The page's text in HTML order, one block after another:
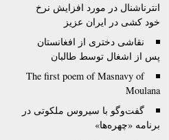
انترناشنال در مورد افزایش نرخ
خود کشی در ایران عزیز
نقاشی دختری از افغانستان
پس از اشغال توسط طالبان
The first poem of Masnavy of
Moulana
گفت‌وگو با سیروس ملکوتی در
برنامه «چهره‌ها»